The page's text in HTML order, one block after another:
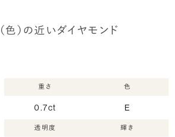
色）の近いダイヤモンド
重さ
0.7ct
色
E
透明度 輝き